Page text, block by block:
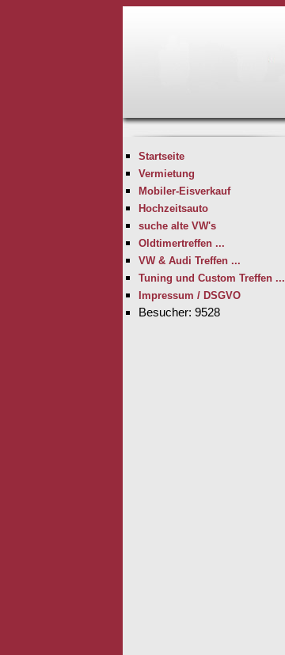
Startseite
Vermietung
Mobiler-Eisverkauf
Hochzeitsauto
suche alte VW's
Oldtimertreffen ...
VW & Audi Treffen ...
Tuning und Custom Treffen ...
Impressum / DSGVO
Besucher: 9528